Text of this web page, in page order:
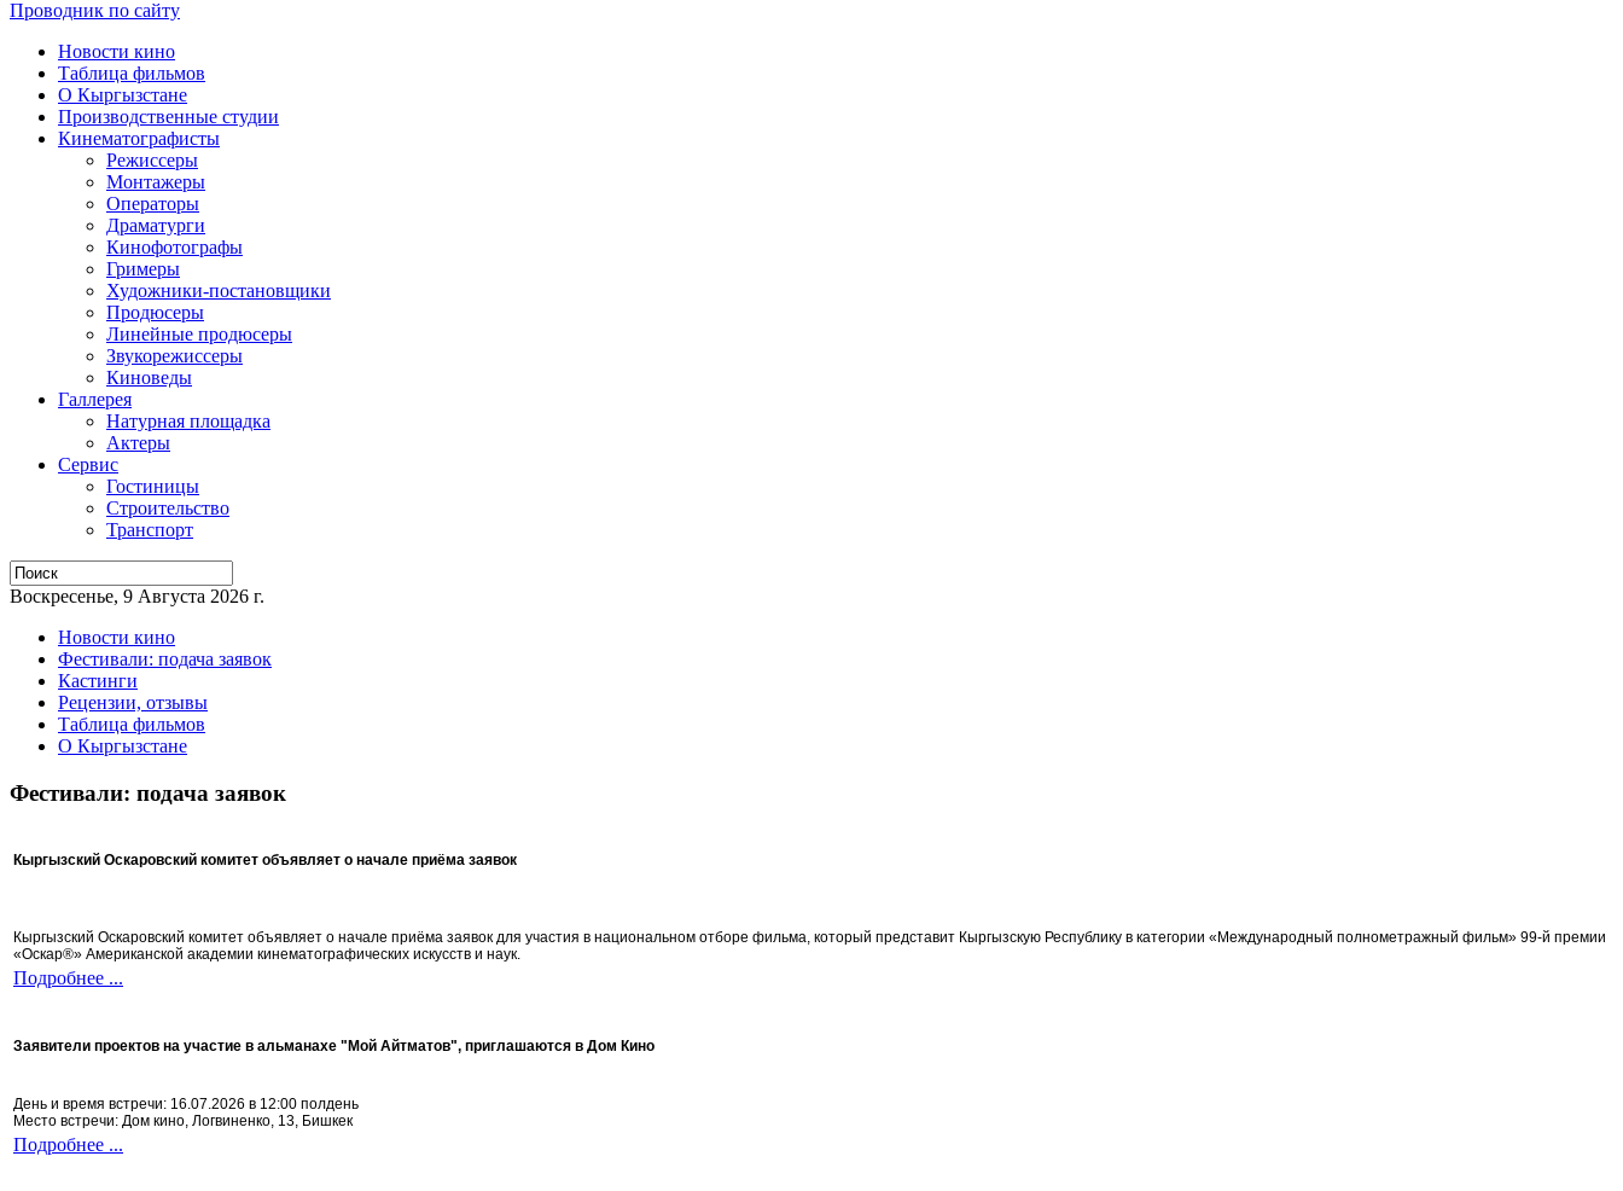
Проводник по сайту
Новости кино
Таблица фильмов
О Кыргызстане
Производственные студии
Кинематографисты
Режиссеры
Монтажеры
Операторы
Драматурги
Кинофотографы
Гримеры
Художники-постановщики
Продюсеры
Линейные продюсеры
Звукорежиссеры
Киноведы
Галлерея
Натурная площадка
Актеры
Сервис
Гостиницы
Строительство
Транспорт
Воскресенье, 9 Августа 2026 г.
Новости кино
Фестивали: подача заявок
Кастинги
Рецензии, отзывы
Таблица фильмов
О Кыргызстане
Фестивали: подача заявок
Кыргызский Оскаровский комитет объявляет о начале приёма заявок
Кыргызский Оскаровский комитет объявляет о начале приёма заявок для участия в национальном отборе фильма, который представит Кыргызскую Республику в категории «Международный полнометражный фильм» 99-й премии
«Оскар®» Американской академии кинематографических искусств и наук.
Подробнее ...
Заявители проектов на участие в альманахе "Мой Айтматов", приглашаются в Дом Кино
День и время встречи: 16.07.2026 в 12:00 полдень
Место встречи: Дом кино, Логвиненко, 13, Бишкек
Подробнее ...